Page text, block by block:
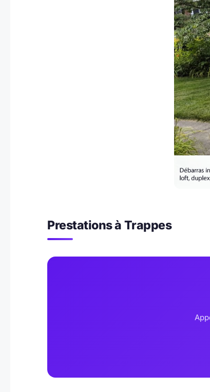
Prestations à Trappes